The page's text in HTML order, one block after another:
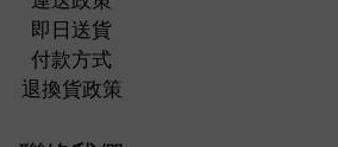
即日送貨
付款方式
退換貨政策